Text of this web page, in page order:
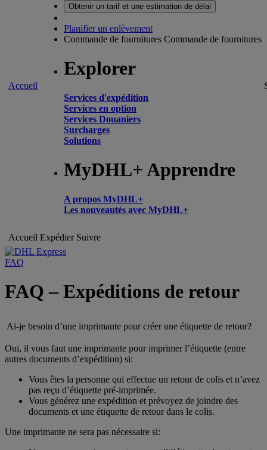
Accueil
Obtenir un tarif et une estimation de délai
Planifier un enlèvement
Commande de fournitures Commande de fournitures
Explorer
Services d'expédition
Services en option
Services Douaniers
Surcharges
Solutions
MyDHL+ Apprendre
A propos MyDHL+
Les nouveautés avec MyDHL+
Accueil Expédier Suivre
FAQ
FAQ – Expéditions de retour
Ai-je besoin d’une imprimante pour créer une étiquette de retour?
Oui, il vous faut une imprimante pour imprimer l’étiquette (entre
autres documents d’expédition) si:
Vous êtes la personne qui effectue un retour de colis et n’avez
pas reçu d’étiquette pré-imprimée.
Vous générez une expédition et prévoyez de joindre des
documents et une étiquette de retour dans le colis.
Une imprimante ne sera pas nécessaire si: